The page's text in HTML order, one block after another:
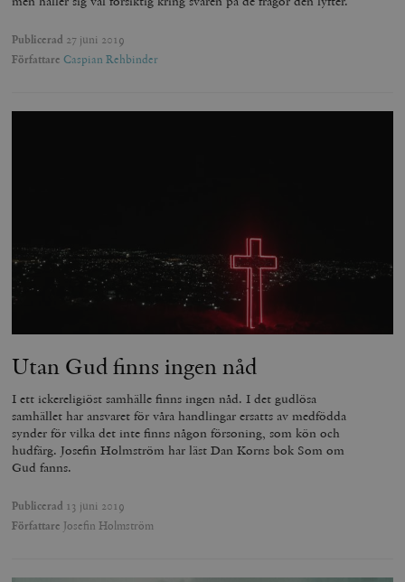
Publicerad 27 juni 2019
Författare Caspian Rehbinder
Utan Gud finns ingen nåd
I ett ickereligiöst samhälle finns ingen nåd. I det gudlösa
samhället har ansvaret för våra handlingar ersatts av medfödda
synder för vilka det inte finns någon försoning, som kön och
hudfärg. Josefin Holmström har läst Dan Korns bok Som om
Gud fanns.
Publicerad 13 juni 2019
Författare Josefin Holmström